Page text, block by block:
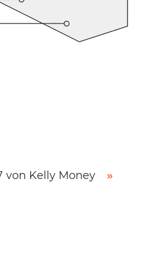
von Kelly Money
»